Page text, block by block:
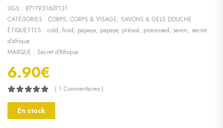
UGS : 8717931607131
CATÉGORIES : CORPS, CORPS & VISAGE, SAVONS & GELS DOUCHE
ÉTIQUETTES : cold, froid, papaya, papaye, préssé, processed, savon, secret
d'afrique
MARQUE : Secret d'Afrique
6.90€
( 1 Commentaires )
En stock